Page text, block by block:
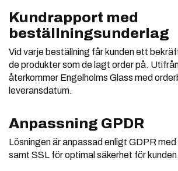
Kundrapport med
beställningsunderlag
Vid varje beställning får kunden ett
de produkter som de lagt order på.
återkommer Engelholms Glass med
leveransdatum.
Anpassning GPDR
Lösningen är anpassad enligt GDPR
samt SSL för optimal säkerhet för kunden.